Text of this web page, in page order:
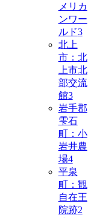
メリカ
ンワー
ルド3
北上
市：北
上市北
部交流
館3
岩手郡
雫石
町：小
岩井農
場4
平泉
町：観
自在王
院跡2